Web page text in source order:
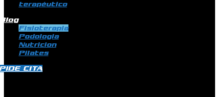
terapéutico
Fisioterapia
Podologia
Nutricion
Pilates
CITA